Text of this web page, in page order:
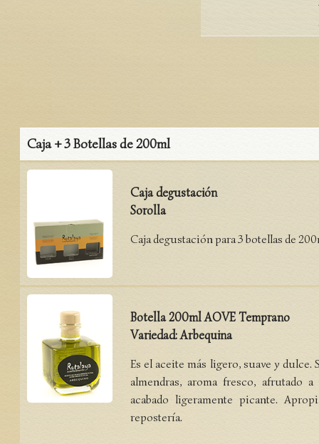
Caja + 3 Botellas de 200ml
Caja degustación
Sorolla
Caja degustación para 3 botellas de
Botella 200ml AOVE Temprano
Variedad: Arbequina
Es el aceite más ligero, suave y dulce.
almendras, aroma fresco, afrutado
acabado ligeramente picante.
repostería.